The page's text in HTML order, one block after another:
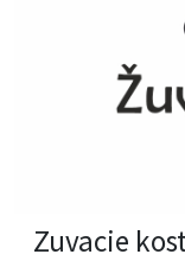
Zuvacie